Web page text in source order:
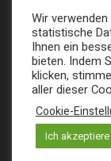
Liebergstr.13
57580 –
Tel : + 49 (0)
E-Mail:
Wir
statistische
Ihnen ein
bieten. Indem
klicken,
aller dieser
Cookie-
Ich akzeptiere